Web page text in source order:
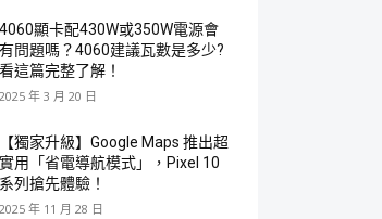
4060顯卡配430W或350W電源會
有問題嗎？4060建議瓦數是多少?
看這篇完整了解！
2025 年 3 月 20 日
【獨家升級】Google Maps 推出超
實用「省電導航模式」，Pixel 10
系列搶先體驗！
2025 年 11 月 28 日